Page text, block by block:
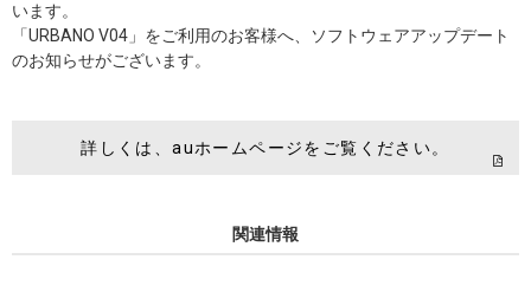
います。
「URBANO V04」をご利用のお客様へ、ソフトウェアアップデート
のお知らせがございます。
詳しくは、auホームページをご覧ください。
関連情報